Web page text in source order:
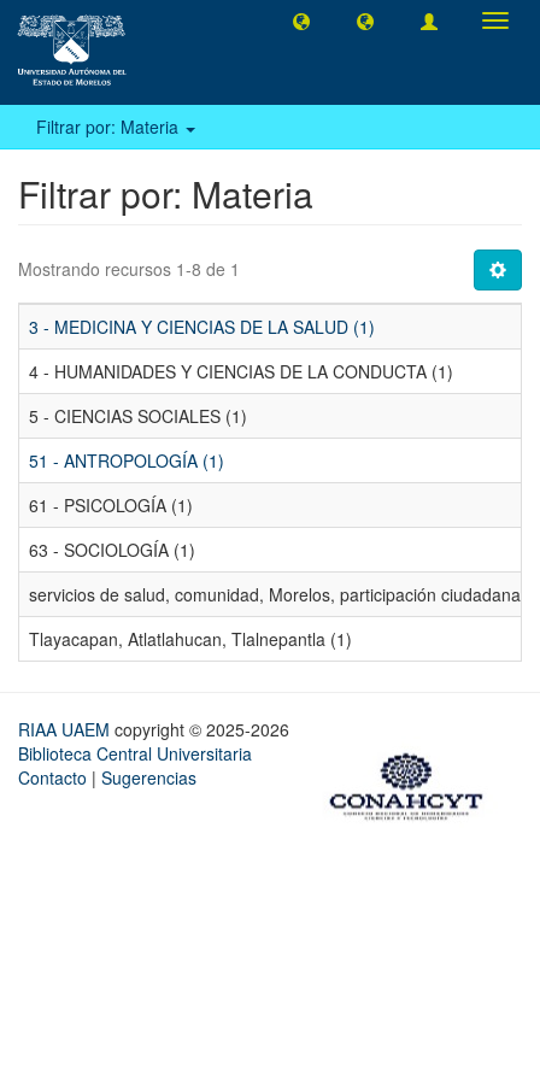
Filtrar por: Materia
Filtrar por: Materia
Mostrando recursos 1-8 de 1
3 - MEDICINA Y CIENCIAS DE LA SALUD (1)
4 - HUMANIDADES Y CIENCIAS DE LA CONDUCTA (1)
5 - CIENCIAS SOCIALES (1)
51 - ANTROPOLOGÍA (1)
61 - PSICOLOGÍA (1)
63 - SOCIOLOGÍA (1)
servicios de salud, comunidad, Morelos, participación
Tlayacapan, Atlatlahucan, Tlalnepantla (1)
RIAA UAEM copyright © 2025-2026
Biblioteca Central Universitaria
Contacto | Sugerencias